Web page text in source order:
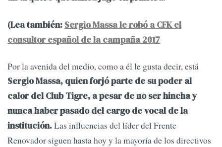
(Lea también: Sergio Massa le robó a CFK el
consultor español de la campaña 2017
Por la avenida del medio, como a él le gusta decir, está
Sergio Massa, quien forjó parte de su poder al
calor del Club Tigre, a pesar de no ser hincha y
nunca haber pasado del cargo de vocal de la
institución.Las influencias del líder del Frente
Renovador siguen hasta hoy y la mayoría de los directivos